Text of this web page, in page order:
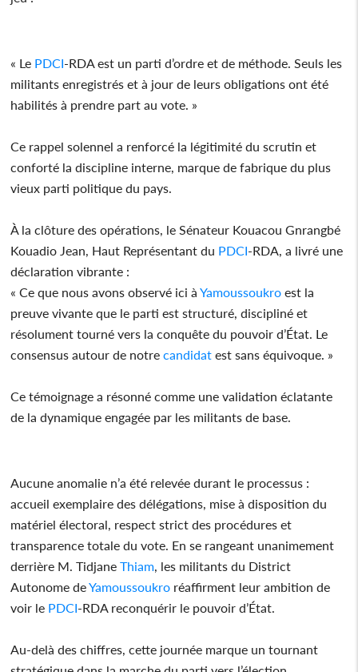
« Le PDCI-RDA est un parti d’ordre et de méthode. Seuls les
militants enregistrés et à jour de leurs obligations ont été
habilités à prendre part au vote. »
Ce rappel solennel a renforcé la légitimité du scrutin et
conforté la discipline interne, marque de fabrique du plus
vieux parti politique du pays.
À la clôture des opérations, le Sénateur Kouacou Gnrangbé
Kouadio Jean, Haut Représentant du PDCI-RDA, a livré une
déclaration vibrante :
« Ce que nous avons observé ici àYamoussoukro est la
preuve vivante que le parti est structuré, discipliné et
résolument tourné vers la conquête du pouvoir d’État. Le
consensus autour de notrecandidat est sans équivoque. »
Ce témoignage a résonné comme une validation éclatante
de la dynamique engagée par les militants de base.
Aucune anomalie n’a été relevée durant le processus :
accueil exemplaire des délégations, mise à disposition du
matériel électoral, respect strict des procédures et
transparence totale du vote. En se rangeant unanimement
derrière M. TidjaneThiam , les militants du District
Autonome deYamoussoukro réaffirment leur ambition de
voir le PDCI-RDA reconquérir le pouvoir d’État.
Au-delà des chiffres, cette journée marque un tournant